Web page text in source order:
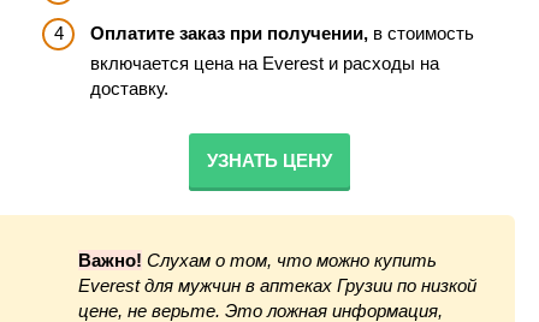
Оплатите заказ при получении, в стоимость
включается цена на Everest и расходы на
доставку.
УЗНАТЬ ЦЕНУ
Важно! Слухам о том, что можно купить
Everest для мужчин в аптеках Грузии по низкой
цене, не верьте. Это ложная информация,